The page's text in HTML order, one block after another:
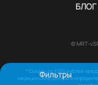
Фильтры
БЛОГ
© MRT-
* Скидки до 1000 рублей
медицинские центры в